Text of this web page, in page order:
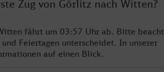
Zug von Görlitz nach Witten?
fährt um 03:57 Uhr ab. Bitte
Feiertagen unterscheidet. In unserer
auf einen Blick.